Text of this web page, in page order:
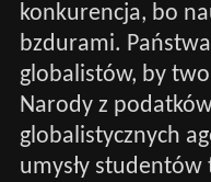
konkurencja, bo
bzdurami.
globalistów, by
Narody z
globalistycznych
umysły studentów